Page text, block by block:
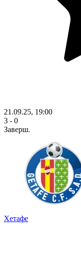
21.09.25, 19:00
3 - 0
Заверш.
Хетафе